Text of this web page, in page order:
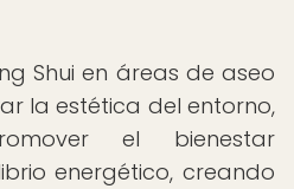
Shui en áreas de aseo
la estética del entorno,
el bienestar
energético, creando